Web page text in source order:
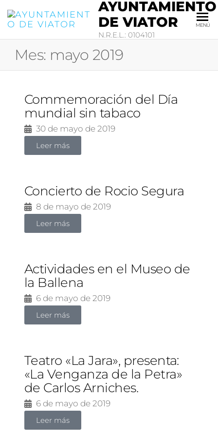
AYUNTAMIENTO
DE VIATOR
N.R.E.L.: 0104101
MENÚ
Mes: mayo 2019
Commemoración del Día
mundial sin tabaco
30 de mayo de 2019
Leer más
Concierto de Rocio Segura
8 de mayo de 2019
Leer más
Actividades en el Museo de
la Ballena
6 de mayo de 2019
Leer más
Teatro «La Jara», presenta:
«La Venganza de la Petra»
de Carlos Arniches.
6 de mayo de 2019
Leer más